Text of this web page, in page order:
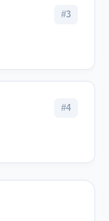
#3
#4